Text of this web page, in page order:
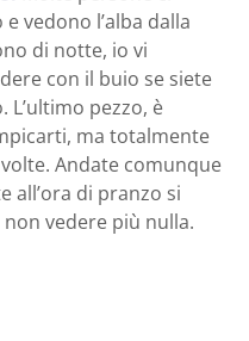
vedono l’alba dalla
di notte, io vi
con il buio se siete
L’ultimo pezzo, è
ma totalmente
Andate comunque
all’ora di pranzo si
vedere più nulla.